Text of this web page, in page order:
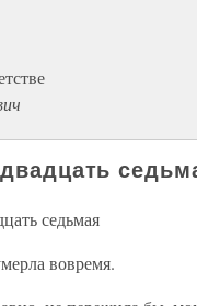
седьмая
вовремя.